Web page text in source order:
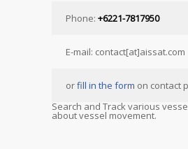
Phone: +6221-7817950
E-mail: contact[at]aissat.com
orfill in the form on contact
Search and Track various
about vessel movement.